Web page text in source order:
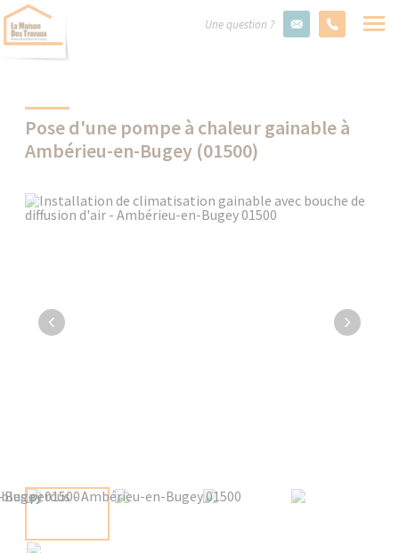
Une question ?
Pose d'une pompe à chaleur gainable à
Ambérieu-en-Bugey (01500)